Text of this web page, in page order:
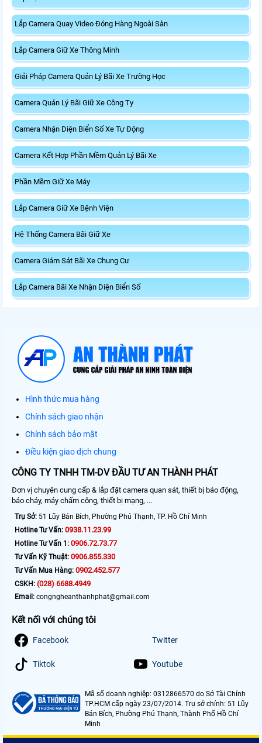
Lắp Camera Quay Video Đóng Hàng Ngoài Sàn
Lắp Camera Giữ Xe Thông Minh
Giải Pháp Camera Quản Lý Bãi Xe Trường Học
Camera Quản Lý Bãi Giữ Xe Công Ty
Camera Nhận Diện Biển Số Xe Tự Động
Camera Kết Hợp Phần Mềm Quản Lý Bãi Xe
Phần Mềm Giữ Xe Máy
Lắp Camera Giữ Xe Bệnh Viện
Hệ Thống Camera Bãi Giữ Xe
Camera Giám Sát Bãi Xe Chung Cư
Lắp Camera Bãi Xe Nhận Diện Biển Số
Hình thức mua hàng
Chính sách giao nhận
Chính sách bảo mật
Điều kiện giao dịch chung
CÔNG TY TNHH TM-DV ĐẦU TƯ AN THÀNH PHÁT
Đơn vị chuyên cung cấp & lắp đặt camera quan sát, thiết bị báo động,
báo cháy, máy chấm công, thiết bị mạng, ...
Trụ Sở: 51 Lũy Bán Bích, Phường Phú Thạnh, TP. Hồ Chí Minh
Hotline Tư Vấn: 0938.11.23.99
Hotline Tư Vấn 1: 0906.72.73.77
Tư Vấn Kỹ Thuật: 0906.855.330
Tư Vấn Mua Hàng: 0902.452.577
CSKH: (028) 6688.4949
Email: congngheanthanhphat@gmail.com
Kết nối với chúng tôi
Facebook Twitter
Tiktok Youtube
Mã số doanh nghiệp: 0312866570 do Sở Tài Chính
TP.HCM cấp ngày 23/07/2014. Trụ sở chính: 51 Lũy
Bán Bích, Phường Phú Thạnh, Thành Phố Hồ Chí
Minh